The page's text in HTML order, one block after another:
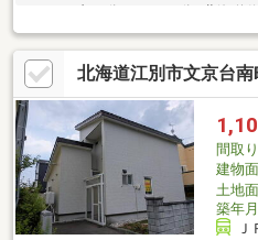
ンイレブン6分■ツルハ7分■北海道
局11分■大麻泉小学校10分■大麻東
ります。※本物件は2階と車庫部分
す。 そのため、記載面積と相違が
▼▼打ち合わせ・見学プランご用
の方向け＞しっかりコース(1h~)/
物件詳細下段の「イベント情報」を
北海道江別市文京台
間取り
建物
土地
築年月